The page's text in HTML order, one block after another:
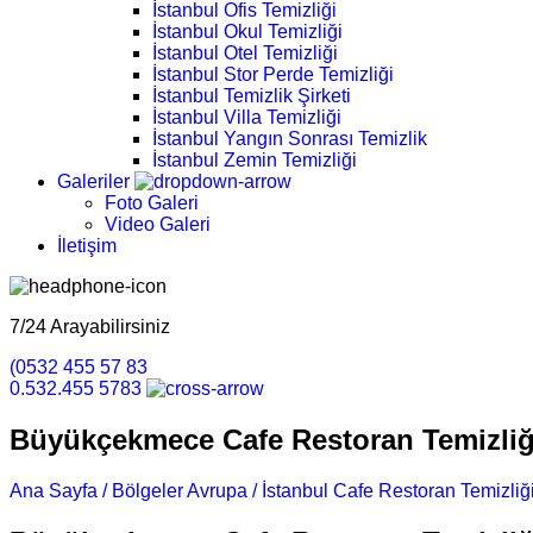
İstanbul Ofis Temizliği
İstanbul Okul Temizliği
İstanbul Otel Temizliği
İstanbul Stor Perde Temizliği
İstanbul Temizlik Şirketi
İstanbul Villa Temizliği
İstanbul Yangın Sonrası Temizlik
İstanbul Zemin Temizliği
Galeriler
Foto Galeri
Video Galeri
İletişim
7/24 Arayabilirsiniz
(0532 455 57 83
0.532.455 5783
Büyükçekmece Cafe Restoran
Ana Sayfa / Bölgeler Avrupa / İstanbul Cafe Restoran